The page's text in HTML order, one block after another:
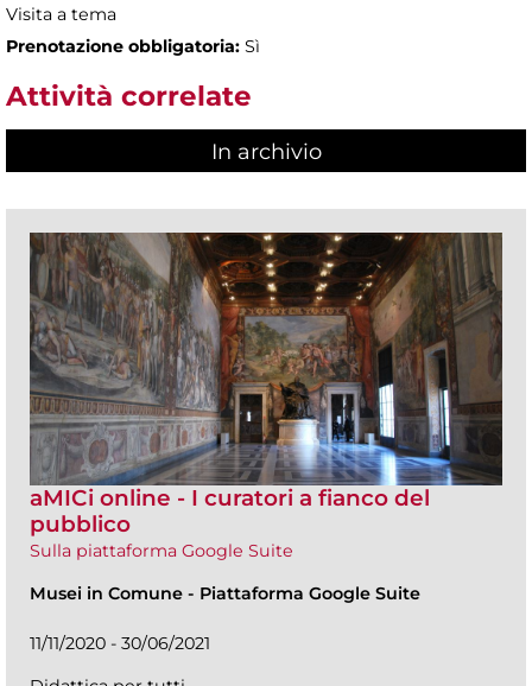
Visita a tema
Prenotazione obbligatoria: Sì
Attività correlate
In archivio
aMICi online - I curatori a fianco del
pubblico
Sulla piattaforma Google Suite
Musei in Comune - Piattaforma Google Suite
11/11/2020 - 30/06/2021